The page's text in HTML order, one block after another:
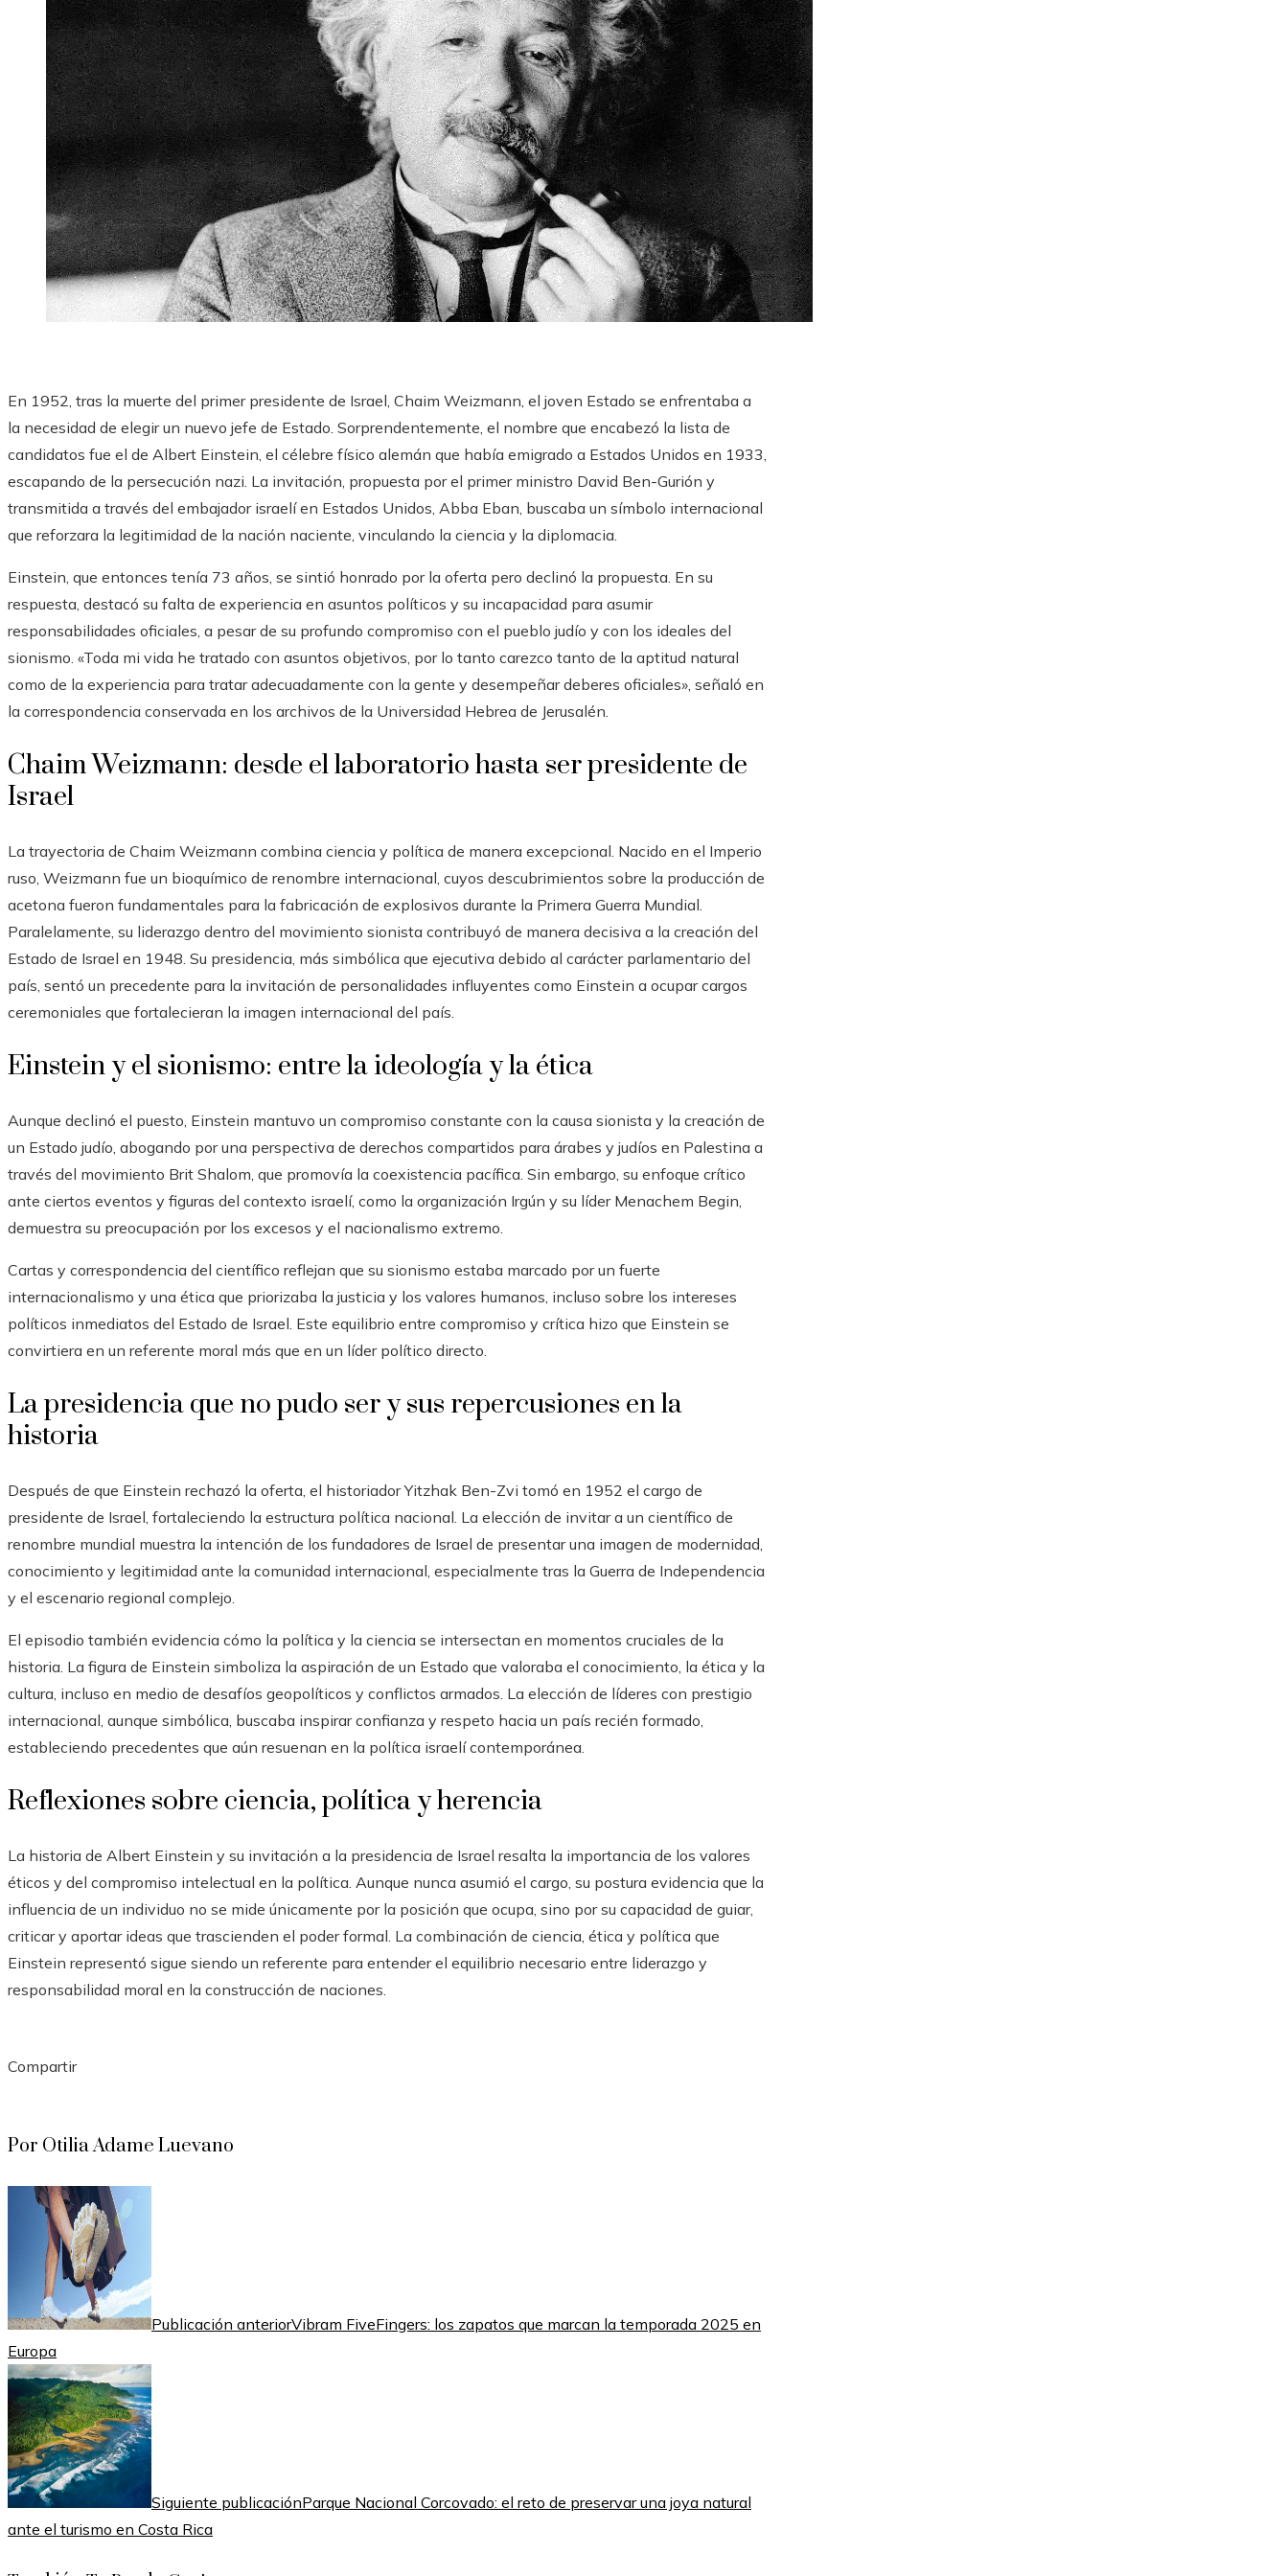
En 1952, tras la muerte del primer presidente de Israel, Chaim Weizmann, el joven Estado se enfrentaba a
la necesidad de elegir un nuevo jefe de Estado. Sorprendentemente, el nombre que encabezó la lista de
candidatos fue el de Albert Einstein, el célebre físico alemán que había emigrado a Estados Unidos en 1933,
escapando de la persecución nazi. La invitación, propuesta por el primer ministro David Ben-Gurión y
transmitida a través del embajador israelí en Estados Unidos, Abba Eban, buscaba un símbolo internacional
que reforzara la legitimidad de la nación naciente, vinculando la ciencia y la diplomacia.
Einstein, que entonces tenía 73 años, se sintió honrado por la oferta pero declinó la propuesta. En su
respuesta, destacó su falta de experiencia en asuntos políticos y su incapacidad para asumir
responsabilidades oficiales, a pesar de su profundo compromiso con el pueblo judío y con los ideales del
sionismo. «Toda mi vida he tratado con asuntos objetivos, por lo tanto carezco tanto de la aptitud natural
como de la experiencia para tratar adecuadamente con la gente y desempeñar deberes oficiales», señaló en
la correspondencia conservada en los archivos de la Universidad Hebrea de Jerusalén.
Chaim Weizmann: desde el laboratorio hasta ser presidente de
Israel
La trayectoria de Chaim Weizmann combina ciencia y política de manera excepcional. Nacido en el Imperio
ruso, Weizmann fue un bioquímico de renombre internacional, cuyos descubrimientos sobre la producción de
acetona fueron fundamentales para la fabricación de explosivos durante la Primera Guerra Mundial.
Paralelamente, su liderazgo dentro del movimiento sionista contribuyó de manera decisiva a la creación del
Estado de Israel en 1948. Su presidencia, más simbólica que ejecutiva debido al carácter parlamentario del
país, sentó un precedente para la invitación de personalidades influyentes como Einstein a ocupar cargos
ceremoniales que fortalecieran la imagen internacional del país.
Einstein y el sionismo: entre la ideología y la ética
Aunque declinó el puesto, Einstein mantuvo un compromiso constante con la causa sionista y la creación de
un Estado judío, abogando por una perspectiva de derechos compartidos para árabes y judíos en Palestina a
través del movimiento Brit Shalom, que promovía la coexistencia pacífica. Sin embargo, su enfoque crítico
ante ciertos eventos y figuras del contexto israelí, como la organización Irgún y su líder Menachem Begin,
demuestra su preocupación por los excesos y el nacionalismo extremo.
Cartas y correspondencia del científico reflejan que su sionismo estaba marcado por un fuerte
internacionalismo y una ética que priorizaba la justicia y los valores humanos, incluso sobre los intereses
políticos inmediatos del Estado de Israel. Este equilibrio entre compromiso y crítica hizo que Einstein se
convirtiera en un referente moral más que en un líder político directo.
La presidencia que no pudo ser y sus repercusiones en la
historia
Después de que Einstein rechazó la oferta, el historiador Yitzhak Ben-Zvi tomó en 1952 el cargo de
presidente de Israel, fortaleciendo la estructura política nacional. La elección de invitar a un científico de
renombre mundial muestra la intención de los fundadores de Israel de presentar una imagen de modernidad,
conocimiento y legitimidad ante la comunidad internacional, especialmente tras la Guerra de Independencia
y el escenario regional complejo.
El episodio también evidencia cómo la política y la ciencia se intersectan en momentos cruciales de la
historia. La figura de Einstein simboliza la aspiración de un Estado que valoraba el conocimiento, la ética y la
cultura, incluso en medio de desafíos geopolíticos y conflictos armados. La elección de líderes con prestigio
internacional, aunque simbólica, buscaba inspirar confianza y respeto hacia un país recién formado,
estableciendo precedentes que aún resuenan en la política israelí contemporánea.
Reflexiones sobre ciencia, política y herencia
La historia de Albert Einstein y su invitación a la presidencia de Israel resalta la importancia de los valores
éticos y del compromiso intelectual en la política. Aunque nunca asumió el cargo, su postura evidencia que la
influencia de un individuo no se mide únicamente por la posición que ocupa, sino por su capacidad de guiar,
criticar y aportar ideas que trascienden el poder formal. La combinación de ciencia, ética y política que
Einstein representó sigue siendo un referente para entender el equilibrio necesario entre liderazgo y
responsabilidad moral en la construcción de naciones.
Compartir
Por Otilia Adame Luevano
Publicación anteriorVibram FiveFingers: los zapatos que marcan la temporada 2025 en
Europa
Siguiente publicaciónParque Nacional Corcovado: el reto de preservar una joya natural
ante el turismo en Costa Rica